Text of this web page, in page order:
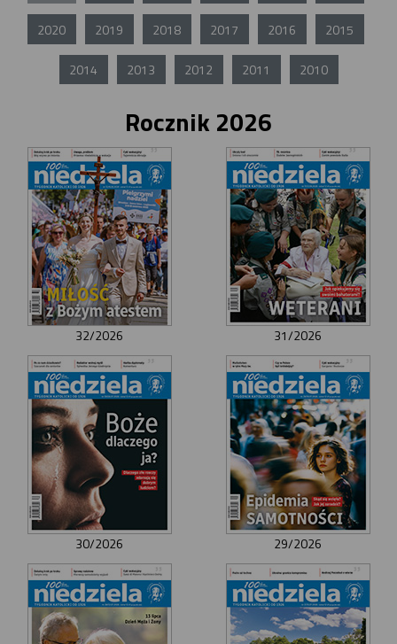
2020 2019 2018 2017 2016 2015
2014 2013 2012 2011 2010
Rocznik 2026
32/2026 31/2026
30/2026 29/2026